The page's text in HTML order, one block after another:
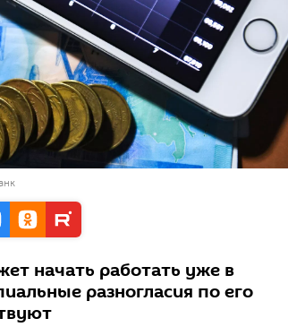
начать работать уже в
разногласия по его